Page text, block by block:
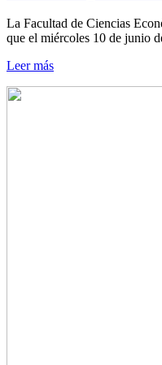
La Facultad de Ciencias
que el miércoles 10 de junio
Leer más